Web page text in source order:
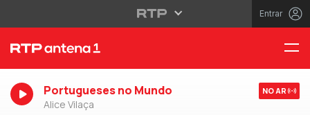
Entrar
Portugueses no Mundo
Alice Vilaça
NO AR